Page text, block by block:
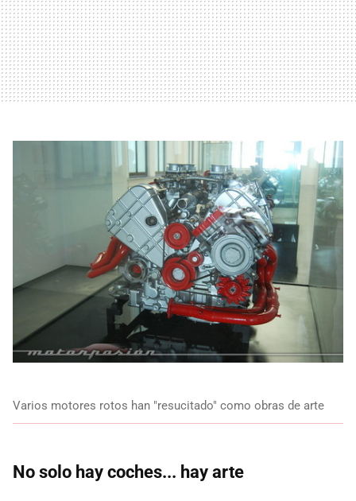
Varios motores rotos han "resucitado" como obras de arte
No solo hay coches... hay arte